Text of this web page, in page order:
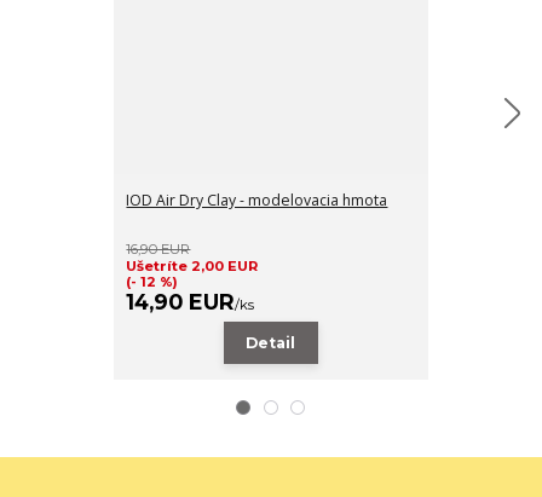
IOD Air Dry Clay - modelovacia hmota
16,90 EUR
Ušetríte 2,00 EUR
(- 12 %)
14,90 EUR/ks
Detail